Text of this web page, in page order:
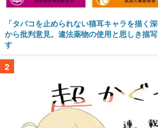
「タバコを止められない猫耳キャラを描く
から批判意見。違法薬物の使用と思しき描
す
2